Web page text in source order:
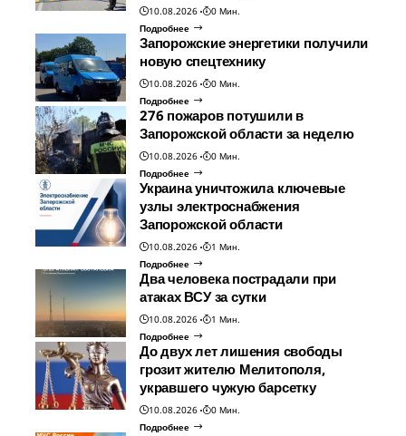
10.08.2026
0 Мин.
Подробнее
Запорожские энергетики получили
новую спецтехнику
10.08.2026
0 Мин.
Подробнее
276 пожаров потушили в
Запорожской области за неделю
10.08.2026
0 Мин.
Подробнее
Украина уничтожила ключевые
узлы электроснабжения
Запорожской области
10.08.2026
1 Мин.
Подробнее
Два человека пострадали при
атаках ВСУ за сутки
10.08.2026
1 Мин.
Подробнее
До двух лет лишения свободы
грозит жителю Мелитополя,
укравшего чужую барсетку
10.08.2026
0 Мин.
Подробнее